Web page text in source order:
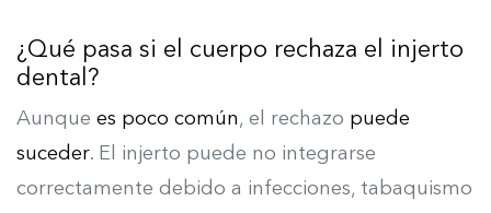
¿Qué pasa si el cuerpo rechaza el injerto
dental?
Aunque es poco común, el rechazo puede
suceder. El injerto puede no integrarse
correctamente debido a infecciones, tabaquismo